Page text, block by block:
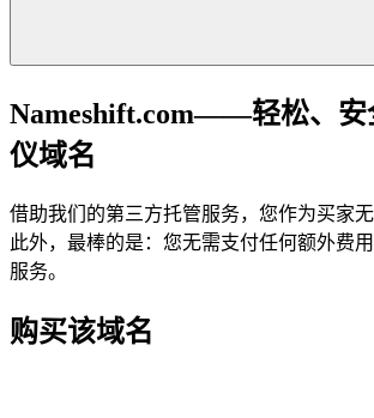
Nameshift.com——轻松、安
仪域名
借助我们的第三方托管服务，您作为买家无
此外，最棒的是：您无需支付任何额外费
服务。
购买该域名